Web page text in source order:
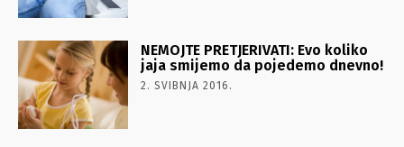
NEMOJTE PRETJERIVATI: Evo koliko
jaja smijemo da pojedemo dnevno!
2. SVIBNJA 2016.